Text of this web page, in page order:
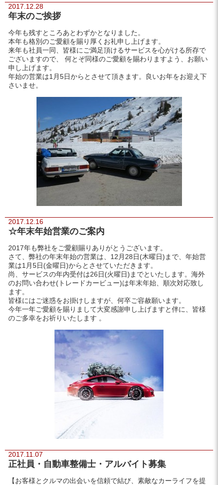
2017.12.28
年末のご挨拶
今年も残すところあとわずかとなりました。
本年も格別のご愛顧を賜り厚くお礼申し上げます。
来年も社員一同、皆様にご満足頂けるサービスを心がける所存で
ございますので、 何とぞ同様のご愛顧を賜わりますよう、お願い
申し上げます。
年始の営業は1月5日からとさせて頂きます。良いお年をお迎え下
さいませ。
2017.12.16
☆年末年始営業のご案内
2017年も弊社をご愛顧賜りありがとうございます。
さて、弊社の年末年始の営業は、12月28日(木曜日)まで、年始営
業は1月5日(金曜日)からとさせていただきます。
尚、サービスの年内受付は26日(火曜日)までといたします。海外
のお問い合わせ(トレードカービュー)は年末年始、順次対応致し
ます。
皆様にはご迷惑をお掛けしますが、何卒ご容赦願います。
今年一年ご愛顧を賜りまして大変感謝申し上げますと伴に、皆様
のご多幸をお祈りいたします 。
2017.11.07
正社員・自動車整備士・アルバイト募集
【お客様とクルマの出会いを信頼で結び、素敵なカーライフを提